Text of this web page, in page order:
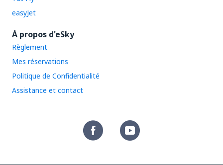
easyJet
À propos d'eSky
Règlement
Mes réservations
Politique de Confidentialité
Assistance et contact